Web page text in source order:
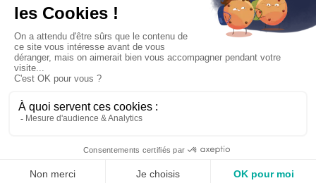
Vendredi : 10h – 17h
Permanence le samedi de 10h à 12h
Mairie
Pratique
Entreprendre
Vivre
Logement
mairie@laflotte.fr 05 46 09 60 13
Facebook
Accessibilité